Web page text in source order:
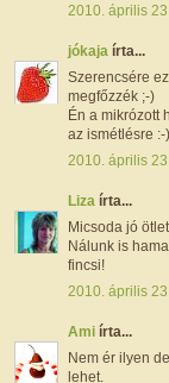
2010. április
jókaja írta...
Szerencsére
megfőzzék ;-)
Én a mikrózott
az ismétlésre :-)
2010. április
Liza írta...
Micsoda jó
Nálunk is
fincsi!
2010. április
Ami írta...
Nem ér ilyen
lehet.